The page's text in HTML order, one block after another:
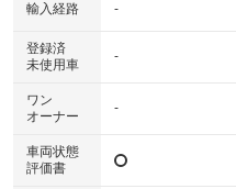
輸入経路 -
登録済
未使用車
-
ワン
オーナー
-
車両状態
評価書